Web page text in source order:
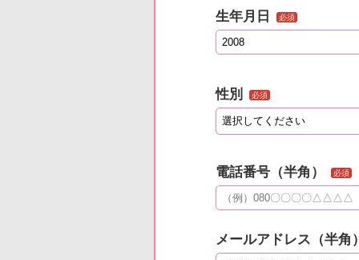
生年月日 必須
性別 必須
電話番号（半角） 必須
メールアドレス（半角